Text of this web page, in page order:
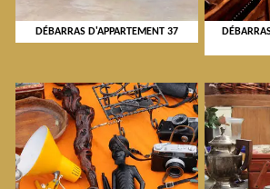
DÉBARRAS D'APPARTEMENT 37